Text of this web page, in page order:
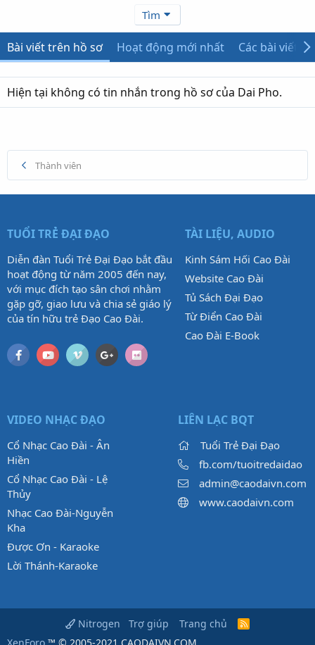
Tìm
Bài viết trên hồ sơ Hoạt động mới nhất Các bài viết
Hiện tại không có tin nhắn trong hồ sơ của Dai Pho.
Thành viên
TUỔI TRẺ ĐẠI ĐẠO
Diễn đàn Tuổi Trẻ Đại Đạo bắt đầu
hoạt động từ năm 2005 đến nay,
với mục đích tạo sân chơi nhằm
gặp gỡ, giao lưu và chia sẻ giáo lý
của tín hữu trẻ Đạo Cao Đài.
TÀI LIỆU, AUDIO
Kinh Sám Hối Cao Đài
Website Cao Đài
Tủ Sách Đại Đạo
Từ Điển Cao Đài
Cao Đài E-Book
VIDEO NHẠC ĐẠO
Cổ Nhạc Cao Đài - Ân
Hiền
Cổ Nhạc Cao Đài - Lệ
Thủy
Nhạc Cao Đài-Nguyễn
Kha
Được Ơn - Karaoke
Lời Thánh-Karaoke
LIÊN LẠC BQT
Tuổi Trẻ Đại Đạo
fb.com/tuoitredaidao
admin@caodaivn.com
www.caodaivn.com
Nitrogen Trợ giúp Trang chủ
R